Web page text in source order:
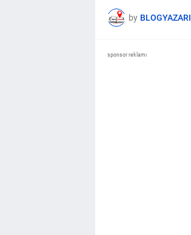
by BLOGYAZARI
sponsor reklamı